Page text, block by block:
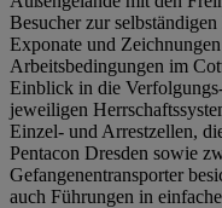
Besucher zur
Exponate und
Arbeitsbedingungen im
Einblick in die
jeweiligen
Einzel- und Arrestzellen,
Pentacon Dresden sowie
Gefangenentransporter
auch Führungen in